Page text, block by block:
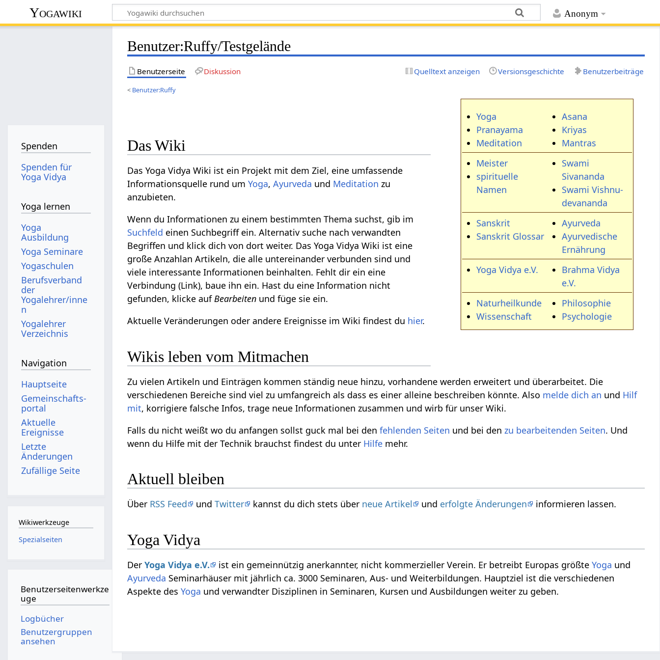
Anonym
Yogawiki
Benutzer:Ruffy/Testgelände
Benutzerseite Diskussion Quelltext anzeigen Versionsgeschichte Benutzerbeiträge
< Benutzer:Ruffy
Yoga
Pranayama
Meditation
Asana
Kriyas
Mantras
Meister
spirituelle
Namen
Swami
Sivananda
Swami Vishnu-
devananda
Sanskrit
Sanskrit Glossar
Ayurveda
Ayurvedische
Ernährung
Yoga Vidya e.V.
Brahma Vidya
e.V.
Naturheilkunde
Wissenschaft
Philosophie
Psychologie
Das Wiki
Das Yoga Vidya Wiki ist ein Projekt mit dem Ziel, eine umfassende
Informationsquelle rund umYoga,Ayurveda und Meditation zu
anzubieten.
Wenn du Informationen zu einem bestimmten Thema suchst, gib im
Suchfeld einen Suchbegriff ein. Alternativ suche nach verwandten
Begriffen und klick dich von dort weiter. Das Yoga Vidya Wiki ist eine
große Anzahlan Artikeln, die alle untereinander verbunden sind und
viele interessante Informationen beinhalten. Fehlt dir ein eine
Verbindung (Link), baue ihn ein. Hast du eine Information nicht
gefunden, klicke aufBearbeiten und füge sie ein.
Aktuelle Veränderungen oder andere Ereignisse im Wiki findest du hier.
Wikis leben vom Mitmachen
Zu vielen Artikeln und Einträgen kommen ständig neue hinzu, vorhandene werden erweitert und überarbeitet. Die
verschiedenen Bereiche sind viel zu umfangreich als dass es einer alleine beschreiben könnte. Also melde dich an und Hilf
mit, korrigiere falsche Infos, trage neue Informationen zusammen und wirb für unser Wiki.
Falls du nicht weißt wo du anfangen sollst guck mal bei denfehlenden Seiten und bei den zu bearbeitenden Seiten. Und
wenn du Hilfe mit der Technik brauchst findest du unter Hilfe mehr.
Aktuell bleiben
Über RSS Feed undTwitter kannst du dich stets über neue Artikel und erfolgte Änderungen informieren lassen.
Yoga Vidya
DerYoga Vidya e.V. ist ein gemeinnützig anerkannter, nicht kommerzieller Verein. Er betreibt Europas größteYoga und
Ayurveda Seminarhäuser mit jährlich ca. 3000 Seminaren, Aus- und Weiterbildungen. Hauptziel ist die verschiedenen
Aspekte desYoga und verwandter Disziplinen in Seminaren, Kursen und Ausbildungen weiter zu geben.
Spenden
Spenden für
Yoga Vidya
Yoga lernen
Yoga
Ausbildung
Yoga Seminare
Yogaschulen
Berufsverband
der
Yogalehrer/inne
n
Yogalehrer
Verzeichnis
Navigation
Hauptseite
Gemeinschafts­
portal
Aktuelle
Ereignisse
Letzte
Änderungen
Zufällige Seite
Wikiwerkzeuge
Spezialseiten
Benutzerseitenwerkze
uge
Logbücher
Benutzergruppen
ansehen